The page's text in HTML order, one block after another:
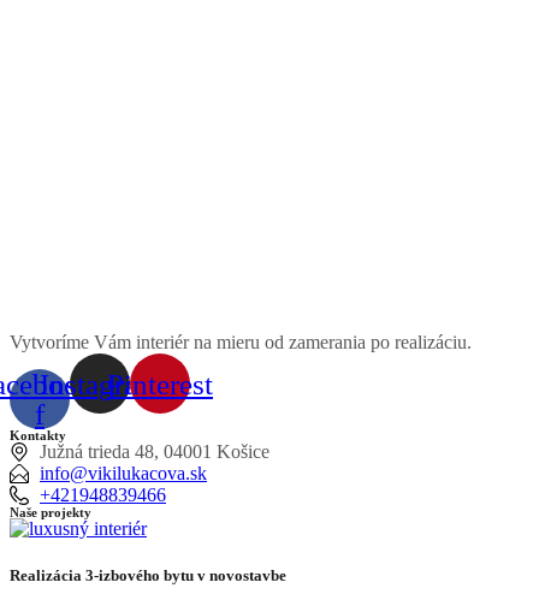
Vytvoríme Vám interiér na mieru od zamerania po realizáciu.
f
InstagramPinterest
Kontakty
Južná trieda 48, 04001 Košice
info@vikilukacova.sk
+421948839466
Naše projekty
Realizácia 3-izbového bytu v novostavbe